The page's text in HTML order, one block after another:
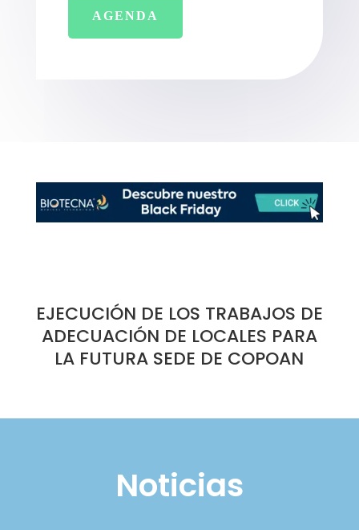
AGENDA
EJECUCIÓN DE LOS TRABAJOS DE
ADECUACIÓN DE LOCALES PARA
LA FUTURA SEDE DE COPOAN
Noticias